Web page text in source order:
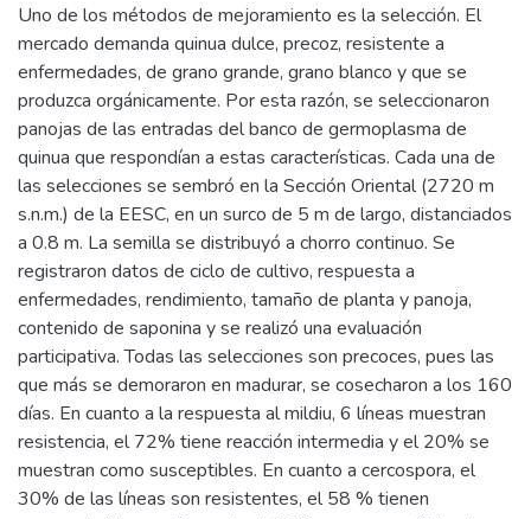
Uno de los métodos de mejoramiento es la selección. El
mercado demanda quinua dulce, precoz, resistente a
enfermedades, de grano grande, grano blanco y que se
produzca orgánicamente. Por esta razón, se seleccionaron
panojas de las entradas del banco de germoplasma de
quinua que respondían a estas características. Cada una de
las selecciones se sembró en la Sección Oriental (2720 m
s.n.m.) de la EESC, en un surco de 5 m de largo, distanciados
a 0.8 m. La semilla se distribuyó a chorro continuo. Se
registraron datos de ciclo de cultivo, respuesta a
enfermedades, rendimiento, tamaño de planta y panoja,
contenido de saponina y se realizó una evaluación
participativa. Todas las selecciones son precoces, pues las
que más se demoraron en madurar, se cosecharon a los 160
días. En cuanto a la respuesta al mildiu, 6 líneas muestran
resistencia, el 72% tiene reacción intermedia y el 20% se
muestran como susceptibles. En cuanto a cercospora, el
30% de las líneas son resistentes, el 58 % tienen